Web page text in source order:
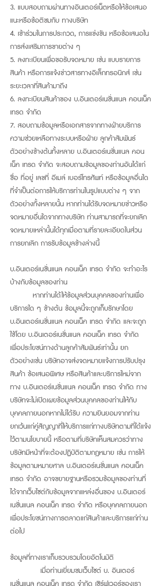
3. แบบสอบถามผ่านทางอินเตอร์เน็ตหรือให้ข้อเสนอ
แนะหรือข้อติชมกับ ทางบริษัท
4. เข้าร่วมในการประกวด, การแข่งขัน หรือข้อเสนอใน
การส่งเสริมการขายต่าง ๆ
5. ลงทะเบียนเพื่อขอรับจดหมาย เช่น แบบรายการ
สินค้า หรือการแจ้งข่าวสารทางอิเล็กทรอนิกส์ เช่น
ระยะเวลาที่สินค้ามาถึง
6. ลงทะเบียนสินค้าของ บ.อินเตอร์เนชั่นแนล คอนเน็ค
เทรด จำกัด
7. สอบถามข้อมูลหรือเอกสารจากทางฝ่ายบริการ
ความช่วยเหลือทางระบบหรือฝ่าย ลูกค้าสัมพันธ์
ตัวอย่างข้างต้นทั้งหลาย บ.อินเตอร์เนชั่นแนล คอน
เน็ค เทรด จำกัด จะสอบถามข้อมูลของท่านอันได้แก่
ชื่อ ที่อยู่ เลขที่ อีเมล์ เบอร์โทรศัพท์ หรือข้อมูลอื่นใด
ที่จำเป็นต่อการให้บริการท่านในรูปแบบต่าง ๆ จาก
ตัวอย่างทั้งหลายนั้น หากท่านได้รับจดหมายข่าวหรือ
จดหมายอื่นใดจากทางบริษัท ท่านสามารถที่จะยกเลิก
จดหมายเหล่านั้นได้ทุกเมื่อตามที่รายละเอียดในส่วน
การยกเลิก การรับข้อมูลข้างล่างนี้
บ.อินเตอร์เนชั่นแนล คอนเน็ค เทรด จำกัด จะทำอะไร
บ้างกับข้อมูลของท่าน
หากท่านได้ให้ข้อมูลส่วนบุคคลของท่านเพื่อ
บริการใด ๆ ข้างต้น ข้อมูลนี้จะถูกเก็บรักษาโดย
บ.อินเตอร์เนชั่นแนล คอนเน็ค เทรด จำกัด และจะถูก
ใช้โดย บ.อินเตอร์เนชั่นแนล คอนเน็ค เทรด จำกัด
เพื่อประโยชน์ทางด้านลูกค้าสัมพันธ์เท่านั้น ยก
ตัวอย่างเช่น บริษัทอาจส่งจดหมายแจ้งการปรับปรุง
สินค้า ข้อเสนอพิเศษ หรือสินค้าและบริการใหม่จาก
ทาง บ.อินเตอร์เนชั่นแนล คอนเน็ค เทรด จำกัด ทาง
บริษัทจะไม่เปิดเผยข้อมูลส่วนบุคคลของท่านให้กับ
บุคคลภายนอกหากไม่ได้รับ ความยินยอมจากท่าน
ยกเว้นแก่คู่สัญญาที่ให้บริการแก่ทางบริษัทตามที่ได้แจ้ง
ไว้ตามนโยบายนี้ หรือตามที่บริษัทเห็นสมควรว่าทาง
บริษัทมีหน้าที่จะต้องปฏิบัติตามกฎหมาย เช่น การให้
ข้อมูลตามหมายศาล บ.อินเตอร์เนชั่นแนล คอนเน็ค
เทรด จำกัด อาจขยายฐานหรือรวมข้อมูลของท่านที่
ได้จากเว็บไซต์กับข้อมูลจากแหล่งอื่นของ บ.อินเตอร์
เนชั่นแนล คอนเน็ค เทรด จำกัด หรือบุคคลภายนอก
เพื่อประโยชน์ทางการตลาดแก่สินค้าและบริการแก่ท่าน
ต่อไป
ข้อมูลที่ทางเราเก็บรวบรวมโดยอัตโนมัติ
เมื่อท่านเยี่ยมชมเว็บไซต์ บ. อินเตอร์
เนชั่นแนล คอนเน็ค เทรด จำกัด เซิร์ฟเวอร์ของเรา